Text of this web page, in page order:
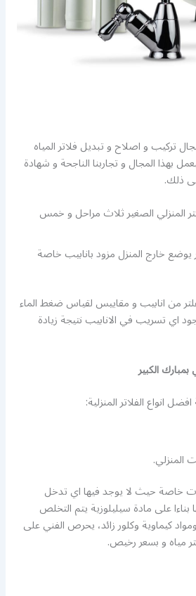
تركيب و اصلاح و تبديل فلاتر المياه
بهذا المجال و تجاربنا الناجحة و شهادة
ذلك.
المنزلي الصغير ثلاث مراحل و خمس
يوضع خارج المنزل مزود بانابيب خاصة
من انابيب و مقاييس لقياس ضغط الماء
اي تسريب في الانابيب نتيجة زيادة
الكبير
انواع الفلاتر المنزلية:
المنزلي.
خاصة حيث لا يوجد فيها اي تدخل
بناءا على مادة سيليلوزية يتم التخلص
كيماوية وكلور زائد، يحرص الفني على
مياه و بسعر رخيص.